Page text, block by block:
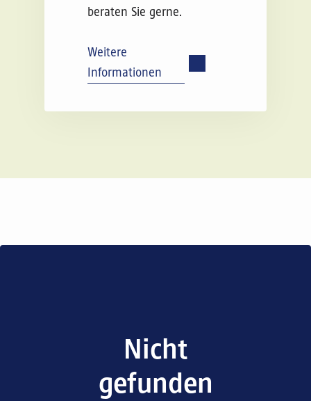
beraten Sie gerne.
Weitere
Informationen
Nicht
gefunden